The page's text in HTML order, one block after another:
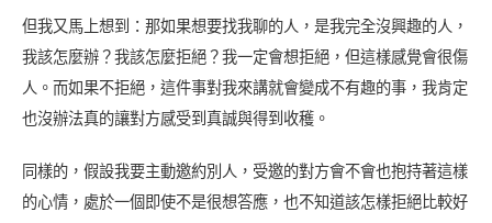
但我又馬上想到：那如果想要找我聊的人，是我完全沒興趣的人，
我該怎麼辦？我該怎麼拒絕？我一定會想拒絕，但這樣感覺會很傷
人。而如果不拒絕，這件事對我來講就會變成不有趣的事，我肯定
也沒辦法真的讓對方感受到真誠與得到收穫。
同樣的，假設我要主動邀約別人，受邀的對方會不會也抱持著這樣
的心情，處於一個即使不是很想答應，也不知道該怎樣拒絕比較好